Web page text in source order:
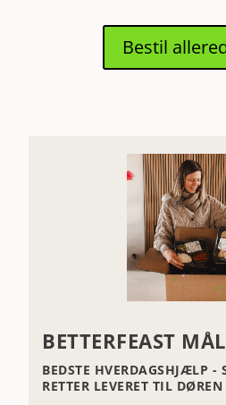
Bestil
BETTERFEAST
BEDSTE HVERDAGSHJÆLP -
RETTER LEVERET TIL DØREN